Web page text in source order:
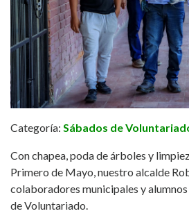
Categoría: Sábados de
Con chapea, poda de árboles y
Primero de Mayo, nuestro alcalde
colaboradores municipales y
de Voluntariado.